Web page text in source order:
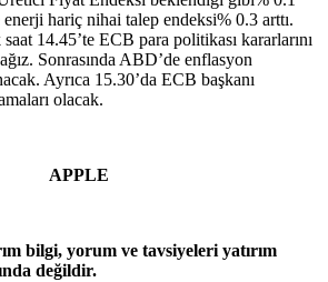
enerji hariç nihai talep endeksi% 0.3 arttı.
14.45’te ECB para politikası kararlarını
Sonrasında ABD’de enflasyon
Ayrıca 15.30’da ECB başkanı
olacak.
APPLE
bilgi, yorum ve tavsiyeleri yatırım
değildir.